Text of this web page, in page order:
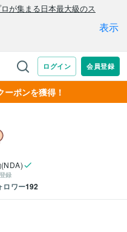
ポンを獲得！
録
ロワー192